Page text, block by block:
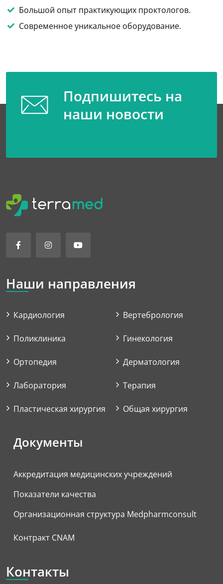
Большой опыт практикующих проктологов.
Современное уникальное оборудование.
Подпишитесь на
наши новости
Наши направления
Кардиология
Поликлиника
Ортопедия
Лаборатория
Пластическая хирургия
Вертебрология
Гинекология
Дерматология
Терапия
Общая хирургия
Документы
Аккредитация медицинских учреждений
Показатели качества
Организационная структура Medpharmconsult
Контракт CNAM
Контакты